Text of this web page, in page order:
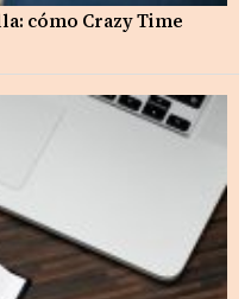
cómo Crazy Time